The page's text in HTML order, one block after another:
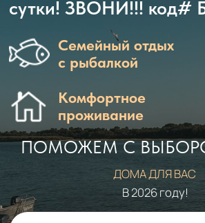
ОСТАВИТЬ ЗАЯВКУ
Комфортное
проживание
с рыбалкой
В 2026 году!
ДОМА ДЛЯ ВАС